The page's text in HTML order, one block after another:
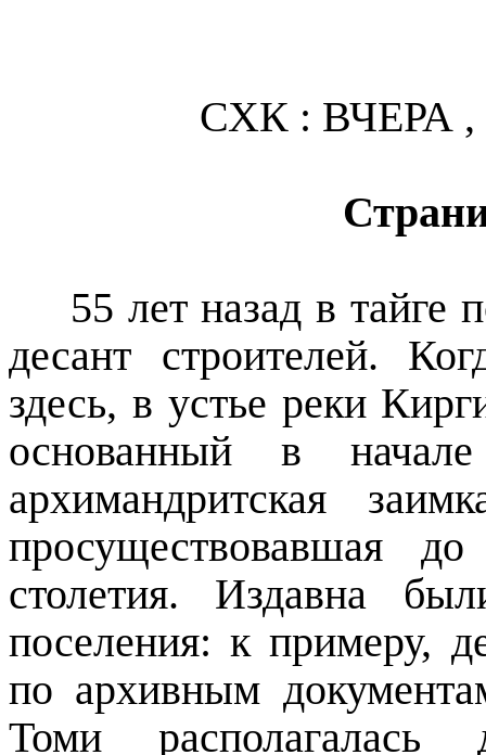
СХК : ВЧЕРА
55 лет назад в тайге
десант строителей.
здесь, в устье реки
основанный в
архимандритская
просуществовавшая
столетия. Издавна
поселения: к примеру,
по архивным
Томи располагалась